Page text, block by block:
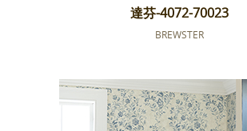
達芬-4072-70023
BREWSTER